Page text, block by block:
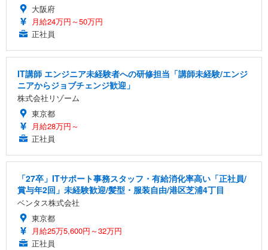
大阪府
月給24万円～50万円
正社員
IT講師 エンジニア未経験者への研修担当「講師未経験/エンジ
ニアからジョブチェンジ歓迎」
株式会社リゾーム
東京都
月給28万円～
正社員
「27卒」ITサポート事務スタッフ・有給消化率高い「正社員/
賞与年2回」未経験歓迎/髪型・服装自由/港区芝浦4丁目
ベンタス株式会社
東京都
月給25万5,600円～32万円
正社員